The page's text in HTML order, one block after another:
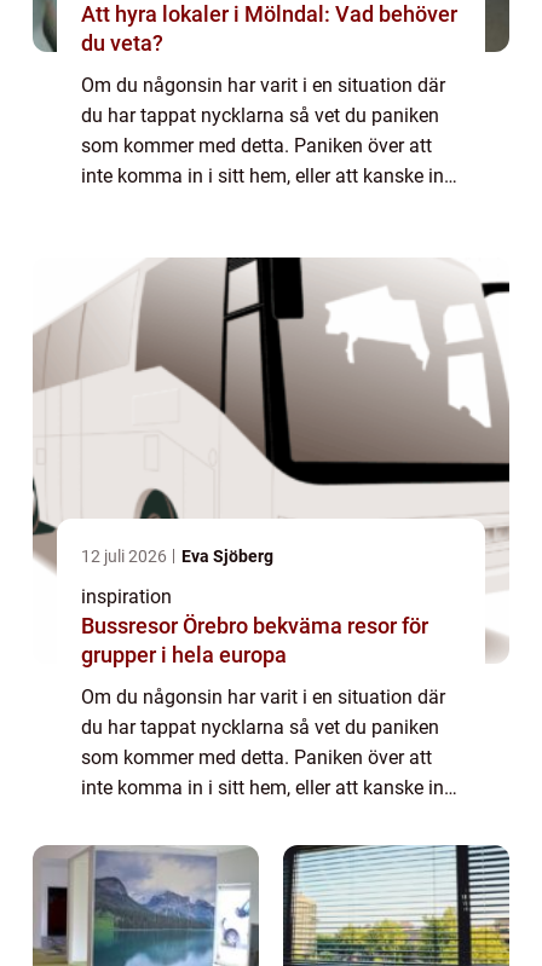
Att hyra lokaler i Mölndal: Vad behöver
du veta?
Om du någonsin har varit i en situation där
du har tappat nycklarna så vet du paniken
som kommer med detta. Paniken över att
inte komma in i sitt hem, eller att kanske inte
12 juli 2026 Eva Sjöberg
inspiration
Bussresor Örebro bekväma resor för
grupper i hela europa
Om du någonsin har varit i en situation där
du har tappat nycklarna så vet du paniken
som kommer med detta. Paniken över att
inte komma in i sitt hem, eller att kanske inte